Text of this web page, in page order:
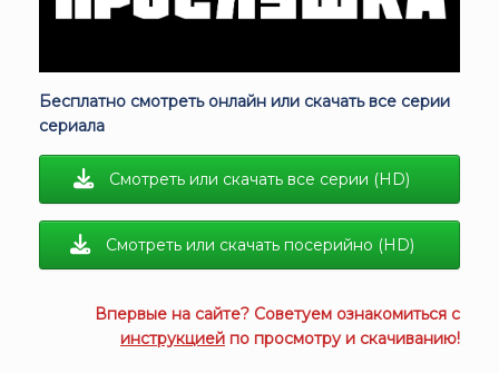
Бесплатно смотреть онлайн или скачать все серии
сериала
Смотреть или скачать все серии (HD)
Смотреть или скачать посерийно (HD)
Впервые на сайте? Советуем ознакомиться с
инструкцией по просмотру и скачиванию!